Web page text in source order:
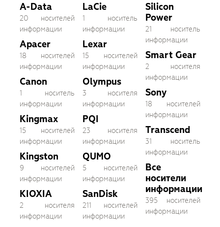
A-Data
20 носителей
информации
Apacer
18 носителей
информации
Canon
1 носитель
информации
Kingmax
15 носителей
информации
Kingston
9 носителей
информации
KIOXIA
2 носителя
информации
LaCie
1 носитель
информации
Lexar
15 носителей
информации
Olympus
3 носителя
информации
PQI
23 носителя
информации
QUMO
5 носителей
информации
SanDisk
211 носителей
информации
Silicon
Power
21 носитель
информации
Smart Gear
2 носителя
информации
Sony
18 носителей
информации
Transcend
31 носитель
информации
Все
носители
информации
395 носителей
информации